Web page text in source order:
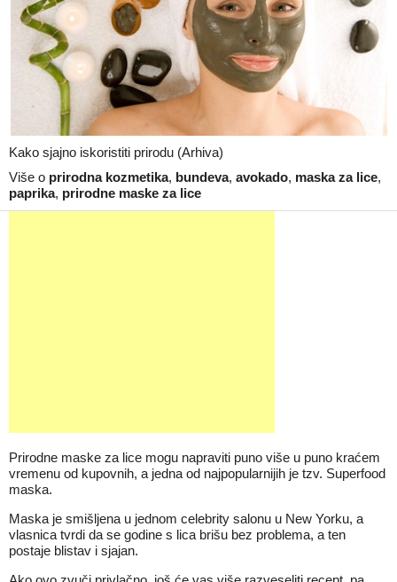
Kako sjajno iskoristiti prirodu (Arhiva)
Više o prirodna kozmetika, bundeva, avokado, maska za lice,
paprika, prirodne maske za lice
Prirodne maske za lice mogu napraviti puno više u puno kraćem
vremenu od kupovnih, a jedna od najpopularnijih je tzv. Superfood
maska.
Maska je smišljena u jednom celebrity salonu u New Yorku, a
vlasnica tvrdi da se godine s lica brišu bez problema, a ten
postaje blistav i sjajan.